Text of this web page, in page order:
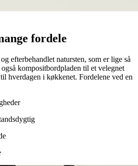
fordele
efterbehandlet natursten, som er lige så
kompositbordpladen til et velegnet
hverdagen i køkkenet. Fordelene ved en